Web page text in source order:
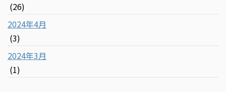
(26)
2024年4月
(3)
2024年3月
(1)